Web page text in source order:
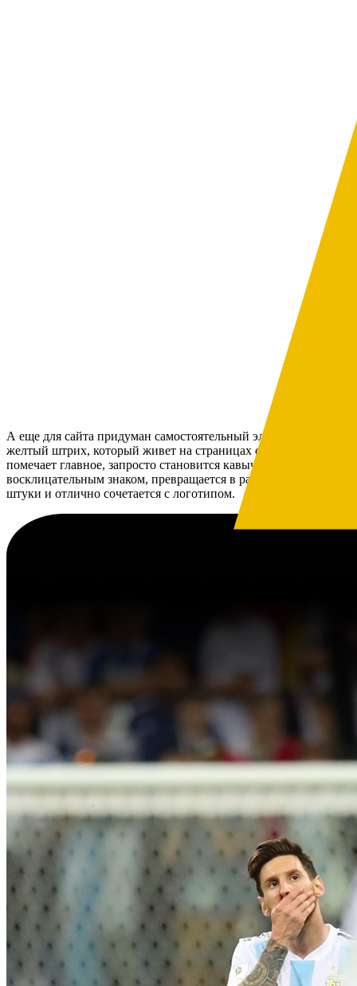
А еще для сайта придуман самостоятельный элемент —
желтый штрих, который живет на страницах своей жизнью:
помечает главное, запросто становится кавычкой или
восклицательным знаком, превращается в разные интересные
штуки и отлично сочетается с логотипом.